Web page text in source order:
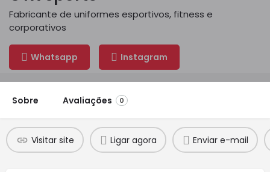
Fabricante de uniformes esportivos, fitness e
corporativos
Whatsapp Instagram
Sobre Avaliações 0
Visitar site Ligar agora Enviar e-mail